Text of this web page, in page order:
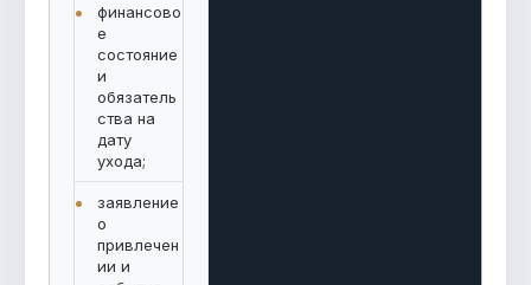
финансово
е
состояние
и
обязатель
ства на
дату
ухода;
заявление
о
привлечен
ии и